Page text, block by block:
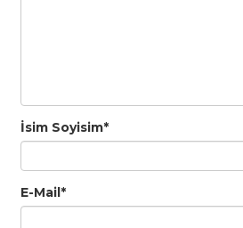
İsim Soyisim*
E-Mail *